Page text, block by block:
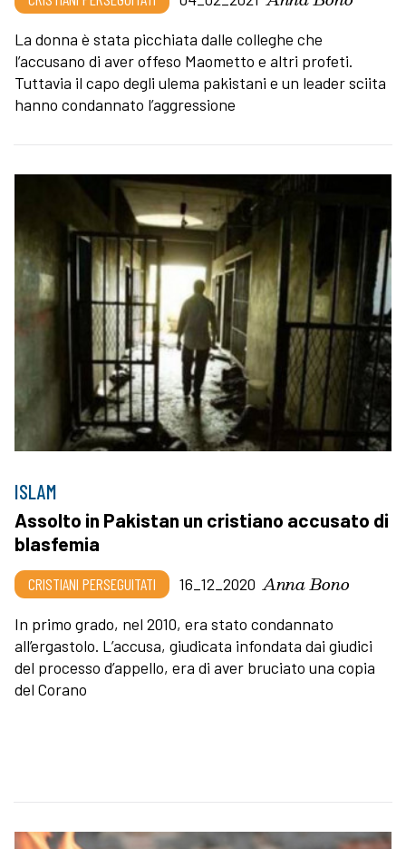
La donna è stata picchiata dalle colleghe che
l’accusano di aver offeso Maometto e altri profeti.
Tuttavia il capo degli ulema pakistani e un leader sciita
hanno condannato l’aggressione
ISLAM
Assolto in Pakistan un cristiano accusato di
blasfemia
CRISTIANI PERSEGUITATI 16_12_2020 Anna Bono
In primo grado, nel 2010, era stato condannato
all’ergastolo. L’accusa, giudicata infondata dai giudici
del processo d’appello, era di aver bruciato una copia
del Corano